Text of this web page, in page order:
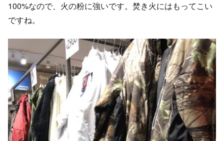
100%なので、火の粉に強いです。焚き火にはもってこい
ですね。